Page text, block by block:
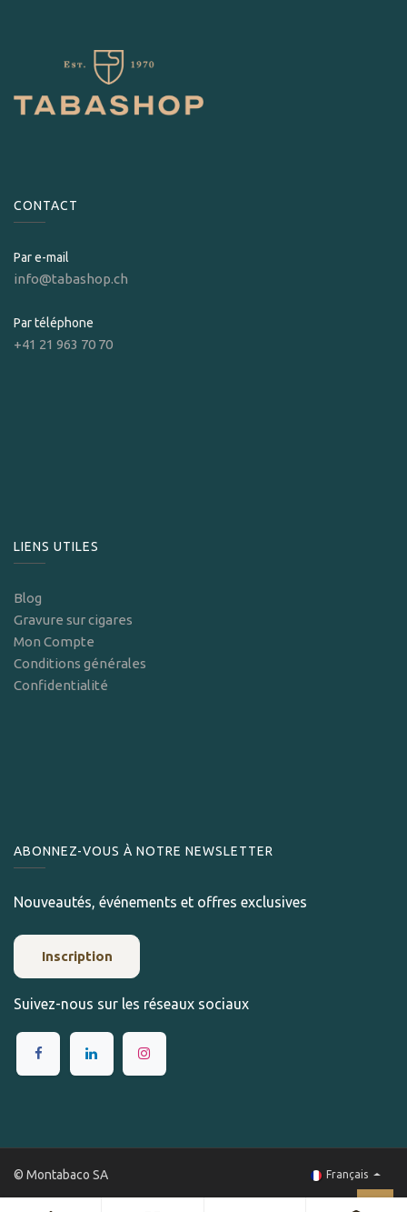
CONTACT
Par e-mail
info@tabashop.ch
Par téléphone
+41 21 963 70 70
LIENS UTILES
Blog
Gravure sur cigares
Mon Compte
Conditions générales
Confidentialité
ABONNEZ-VOUS À NOTRE NEWSLETTER
Nouveautés, événements et offres exclusives
Inscription
Suivez-nous sur les réseaux sociaux
© Montabaco SA Français